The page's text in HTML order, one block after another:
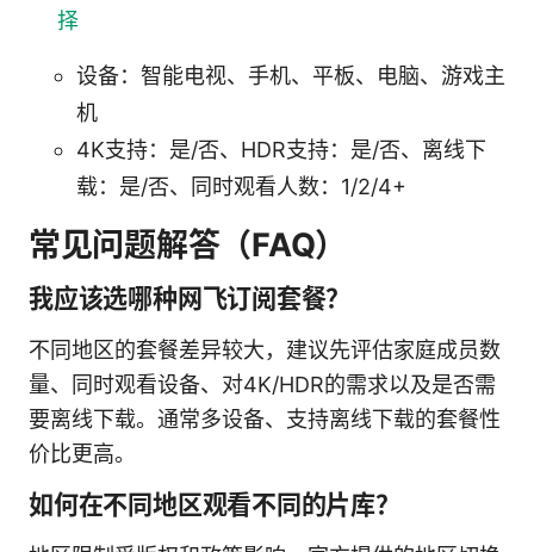
择
设备：智能电视、手机、平板、电脑、游戏主
机
4K支持：是/否、HDR支持：是/否、离线下
载：是/否、同时观看人数：1/2/4+
常见问题解答（FAQ）
我应该选哪种网飞订阅套餐？
不同地区的套餐差异较大，建议先评估家庭成员数
量、同时观看设备、对4K/HDR的需求以及是否需
要离线下载。通常多设备、支持离线下载的套餐性
价比更高。
如何在不同地区观看不同的片库？